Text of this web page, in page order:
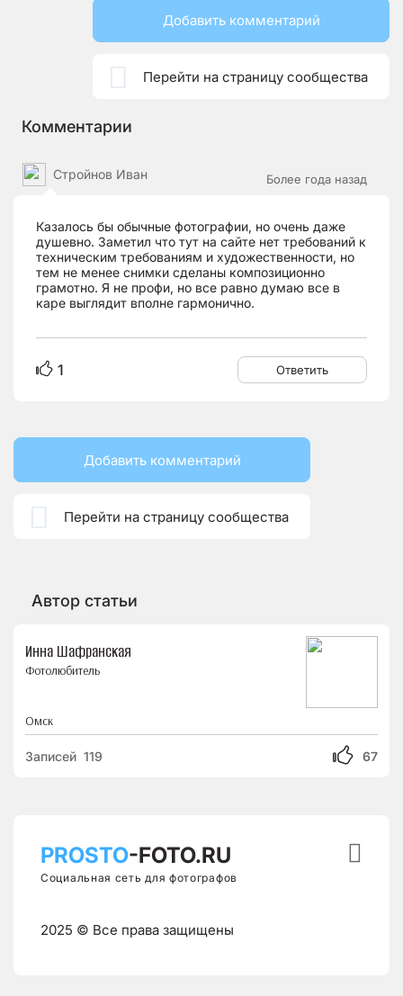
Добавить комментарий
Перейти на страницу сообщества
Комментарии
Более года назад
Стройнов Иван
Казалось бы обычные фотографии, но очень даже
душевно. Заметил что тут на сайте нет требований к
техническим требованиям и художественности, но
тем не менее снимки сделаны композиционно
грамотно. Я не профи, но все равно думаю все в
каре выглядит вполне гармонично.
1 Ответить
Добавить комментарий
Перейти на страницу сообщества
Автор статьи
Инна Шафранская
Фотолюбитель
Омск
67
Записей 119
PROSTO-FOTO.RU
Социальная сеть для фотографов
2025 © Все права защищены
